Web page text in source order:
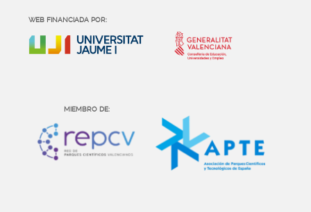
WEB FINANCIADA POR:
MIEMBRO DE: